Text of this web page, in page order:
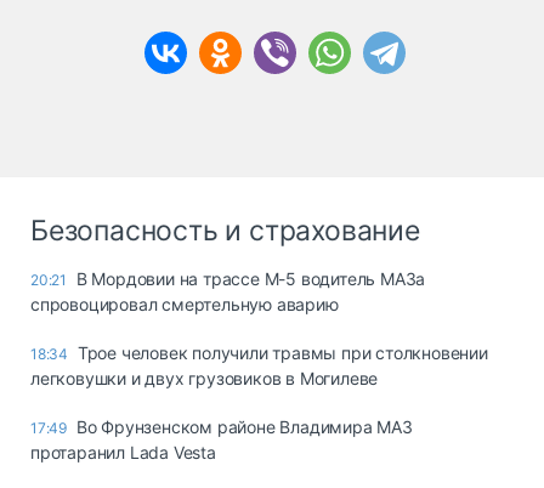
Безопасность и страхование
20:21
В Мордовии на трассе М-5 водитель МАЗа
спровоцировал смертельную аварию
18:34 Трое человек получили травмы при столкновении
легковушки и двух грузовиков в Могилеве
17:49 Во Фрунзенском районе Владимира МАЗ
протаранил Lada Vesta